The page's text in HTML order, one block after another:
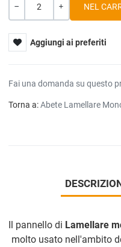
Quantità
Aggiungi ai preferiti
Fai una domanda su questo
Torna a:Abete Lamellare
Il pannello di Lamellare
molto usato nell'ambito